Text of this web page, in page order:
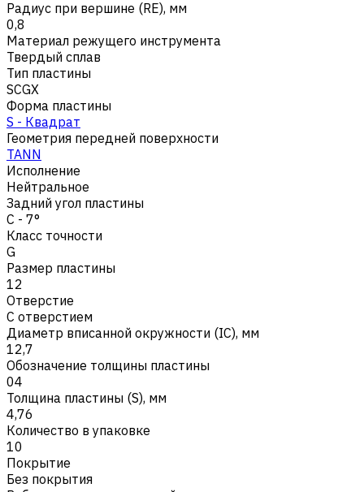
Радиус при вершине (RE), мм
0,8
Материал режущего инструмента
Твердый сплав
Тип пластины
SCGX
Форма пластины
S - Квадрат
Геометрия передней поверхности
TANN
Исполнение
Нейтральное
Задний угол пластины
C - 7°
Класс точности
G
Размер пластины
12
Отверстие
С отверстием
Диаметр вписанной окружности (IC), мм
12,7
Обозначение толщины пластины
04
Толщина пластины (S), мм
4,76
Количество в упаковке
10
Покрытие
Без покрытия